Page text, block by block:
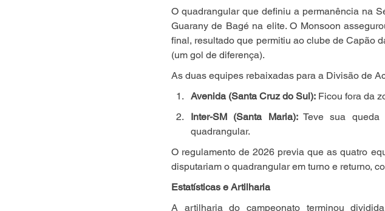
O quadrangular que definiu a permanência na
Guarany de Bagé na elite. O Monsoon
final, resultado que permitiu ao clube de Capão
(um gol de diferença).
As duas equipes rebaixadas para a Divisão de
Avenida (Santa Cruz do Sul): Ficou fora da
Inter-SM (Santa Maria): Teve sua queda
quadrangular.
O regulamento de 2026 previa que as quatro
disputariam o quadrangular em turno e returno,
Estatísticas e Artilharia
A artilharia do campeonato terminou